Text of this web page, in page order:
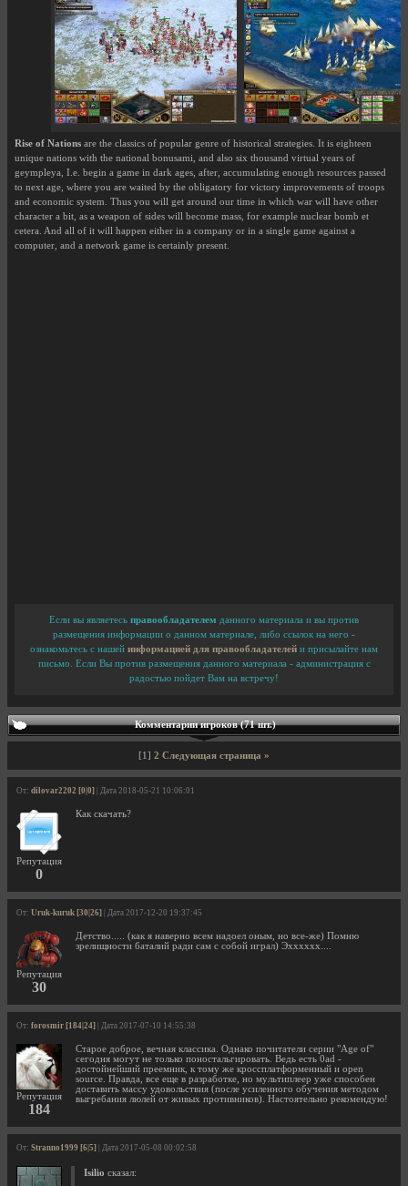
Rise of Nations are the classics of popular genre of historical strategies. It is eighteen
unique nations with the national bonusami, and also six thousand virtual years of
geympleya, I.e. begin a game in dark ages, after, accumulating enough resources passed
to next age, where you are waited by the obligatory for victory improvements of troops
and economic system. Thus you will get around our time in which war will have other
character a bit, as a weapon of sides will become mass, for example nuclear bomb et
cetera. And all of it will happen either in a company or in a single game against a
computer, and a network game is certainly present.
Если вы являетесь правообладателем данного материала и вы против
размещения информации о данном материале, либо ссылок на него -
ознакомьтесь с нашей информацией для правообладателей и присылайте нам
письмо. Если Вы против размещения данного материала - администрация с
радостью пойдет Вам на встречу!
Комментарии игроков (71 шт.)
[1] 2 Следующая страница »
От: dilovar2202 [0|0] | Дата 2018-05-21 10:06:01
Репутация
0
Как скачать?
От: Uruk-kuruk [30|26] | Дата 2017-12-20 19:37:45
Репутация
30
Детство..... (как я наверно всем надоел оным, но все-же) Помню
зрелищности баталий ради сам с собой играл) Эхххххх....
От: forosmir [184|24] | Дата 2017-07-10 14:55:38
Репутация
184
Старое доброе, вечная классика. Однако почитатели серии "Age of"
сегодня могут не только поностальгировать. Ведь есть 0ad -
достойнейший преемник, к тому же кроссплатформенный и open
source. Правда, все еще в разработке, но мультиплеер уже способен
доставить массу удовольствия (после усиленного обучения методом
выгребания люлей от живых противников). Настоятельно рекомендую!
От: Stranno1999 [6|5] | Дата 2017-05-08 00:02:58
Isilio сказал: